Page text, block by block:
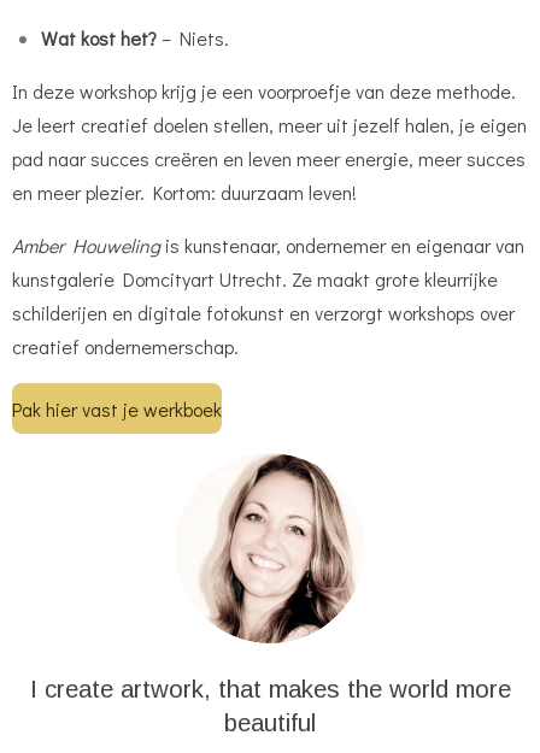
Wat kost het? – Niets.
In deze workshop krijg je een voorproefje van deze methode.
Je leert creatief doelen stellen, meer uit jezelf halen, je eigen
pad naar succes creëren en leven meer energie, meer succes
en meer plezier. Kortom: duurzaam leven!
Amber Houwelingis kunstenaar, ondernemer en eigenaar van
kunstgalerie Domcityart Utrecht. Ze maakt grote kleurrijke
schilderijen en digitale fotokunst en verzorgt workshops over
creatief ondernemerschap.
Pak hier vast je werkboek
I create artwork, that makes the world more
beautiful